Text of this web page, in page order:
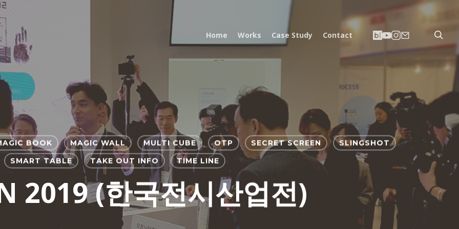
Home Works Case Study Contact 네
이
블
유
튜
인
스
이
메
일
BOOK MAGIC WALL MULTI CUBE OTP SECRET SCREEN
SLINGSHOT
SMART TABLE
TAKE OUT INFO TIME LINE
2019 (한국전시산업전)